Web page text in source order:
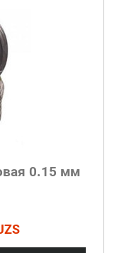
0.15 мм